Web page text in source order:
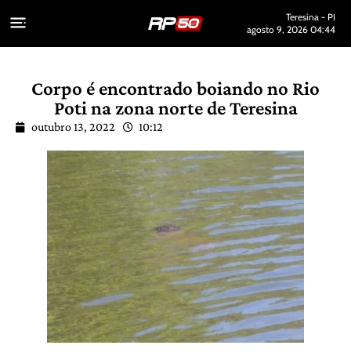
Teresina - PI
agosto 9, 2026 04:44
Corpo é encontrado boiando no Rio
Poti na zona norte de Teresina
outubro 13, 2022 10:12